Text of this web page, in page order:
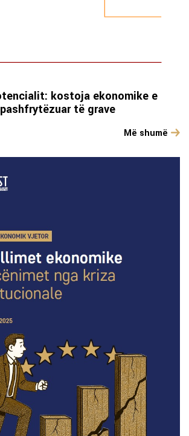
kostoja ekonomike e
të grave
Më shumë